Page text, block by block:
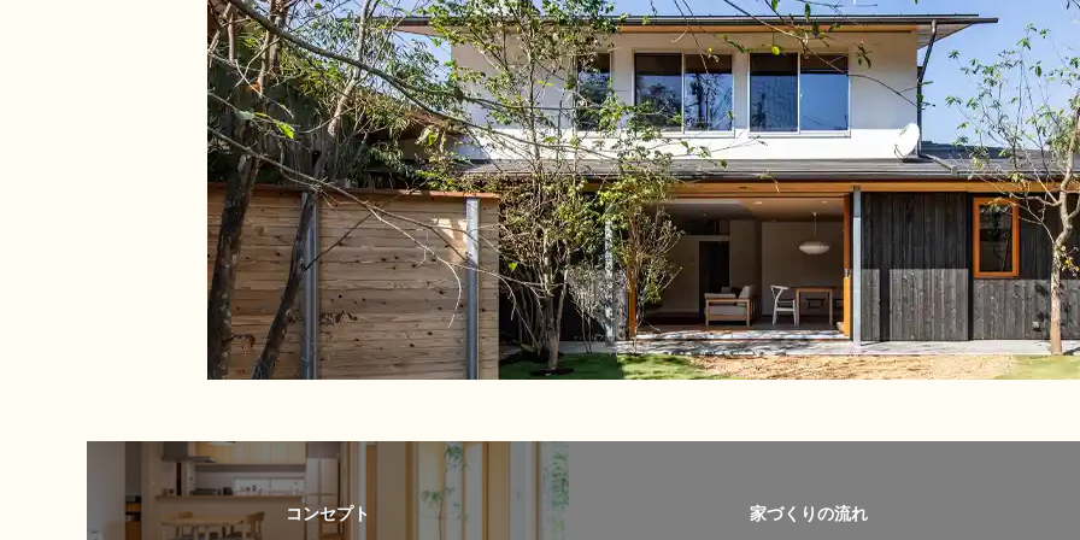
コンセプト 家づくりの流れ